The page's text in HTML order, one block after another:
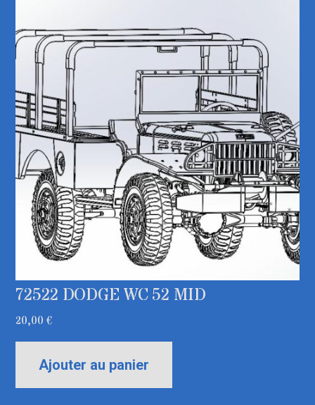
72522 DODGE WC 52 MID
20,00€
Ajouter au panier